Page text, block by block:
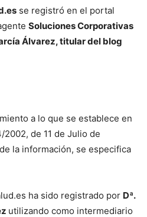
se registró en el portal
Soluciones Corporativas
Álvarez,titular del blog
a lo que se establece en
de 11 de Julio de
la información, se especifica
ha sido registrado por Dª.
utilizando como intermediario